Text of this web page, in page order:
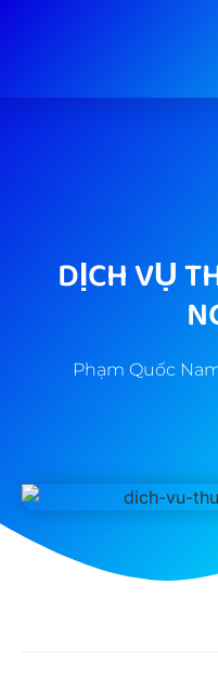
DỊCH VỤ
Phạm Quốc